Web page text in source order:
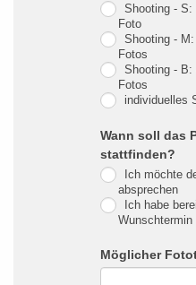
Shooting - S:
Foto
Shooting -
Fotos
Shooting - B:
Fotos
individuelles
Wann soll das
stattfinden?
Ich möchte
absprechen
Ich habe
Wunschtermin
Möglicher